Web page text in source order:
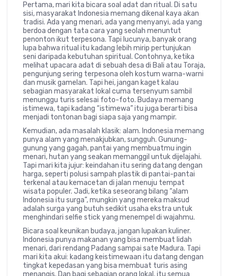
Pertama, mari kita bicara soal adat dan ritual. Di satu
sisi, masyarakat Indonesia memang dikenal kaya akan
tradisi. Ada yang menari, ada yang menyanyi, ada yang
berdoa dengan tata cara yang seolah menuntut
penonton ikut terpesona. Tapi lucunya, banyak orang
lupa bahwa ritual itu kadang lebih mirip pertunjukan
seni daripada kebutuhan spiritual. Contohnya, ketika
melihat upacara adat di sebuah desa di Bali atau Toraja,
pengunjung sering terpesona oleh kostum warna-warni
dan musik gamelan. Tapi hei, jangan kaget kalau
sebagian masyarakat lokal cuma tersenyum sambil
menunggu turis selesai foto-foto. Budaya memang
istimewa, tapi kadang “istimewa” itu juga berarti bisa
menjadi tontonan bagi siapa saja yang mampir.
Kemudian, ada masalah klasik: alam. Indonesia memang
punya alam yang menakjubkan, sungguh. Gunung-
gunung yang gagah, pantai yang membuatmu ingin
menari, hutan yang seakan memanggil untuk dijelajahi.
Tapi mari kita jujur: keindahan itu sering datang dengan
harga, seperti polusi sampah plastik di pantai-pantai
terkenal atau kemacetan di jalan menuju tempat
wisata populer. Jadi, ketika seseorang bilang “alam
Indonesia itu surga”, mungkin yang mereka maksud
adalah surga yang butuh sedikit usaha ekstra untuk
menghindari selfie stick yang menempel di wajahmu.
Bicara soal keunikan budaya, jangan lupakan kuliner.
Indonesia punya makanan yang bisa membuat lidah
menari, dari rendang Padang sampai sate Madura. Tapi
mari kita akui: kadang keistimewaan itu datang dengan
tingkat kepedasan yang bisa membuat turis asing